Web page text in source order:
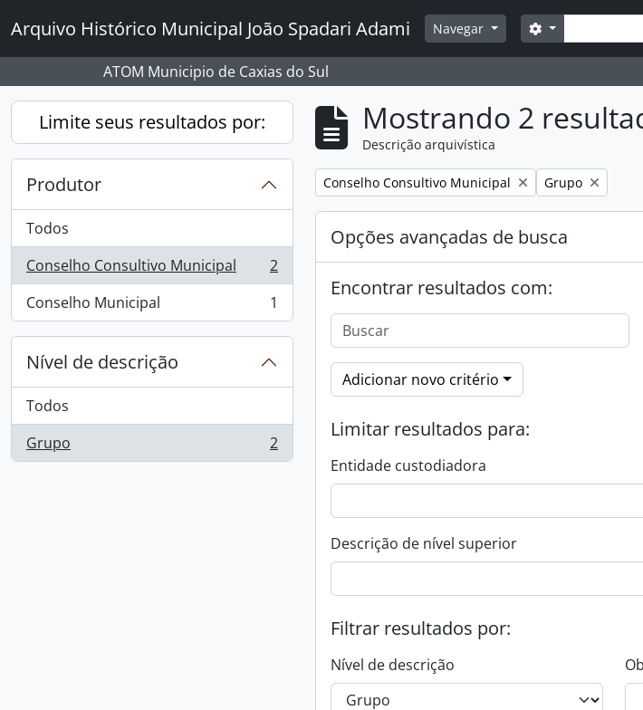
Arquivo Histórico Municipal João Spadari Adami Navegar Buscar
Opções de busca
ATOM Municipio de Caxias do Sul
Limite seus resultados por:
Produtor
Todos
Conselho Consultivo Municipal
, 2 resultados
2
Conselho Municipal
, 1 resultados 1
Nível de descrição
Todos
Grupo
, 2 resultados 2
Mostrando 2
Descrição arquivística
Remover filtro:
Conselho Consultivo Municipal Remover filtro:
Grupo
Opções avançadas de busca
Encontrar resultados com:
Adicionar novo critério
Limitar resultados para:
Entidade custodiadora
Descrição de nível superior
Filtrar resultados por:
Nível de descrição